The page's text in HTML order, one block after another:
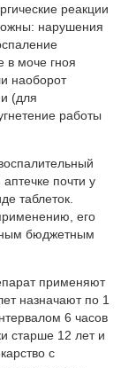
реакции
нарушения
в моче гноя
наоборот
(для
работы
почти у
таблеток.
его
бюджетным
применяют
назначают по 1
6 часов
старше 12 лет и
с